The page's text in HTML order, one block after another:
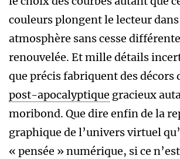
couleurs plongent le lecteur
atmosphère sans cesse
renouvelée. Et mille détails
que précis fabriquent des décors
post-apocalyptique gracieux
moribond. Que dire enfin de la
graphique de l’univers virtuel
« pensée » numérique, si ce